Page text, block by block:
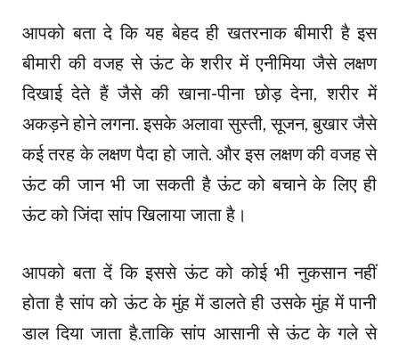
आपको बता दे कि यह बेहद ही खतरनाक बीमारी है इस
बीमारी की वजह से ऊंट के शरीर में एनीमिया जैसे लक्षण
दिखाई देते हैं जैसे की खाना-पीना छोड़ देना, शरीर में
अकड़ने होने लगना. इसके अलावा सुस्ती, सूजन, बुखार जैसे
कई तरह के लक्षण पैदा हो जाते. और इस लक्षण की वजह से
ऊंट की जान भी जा सकती है ऊंट को बचाने के लिए ही
ऊंट को जिंदा सांप खिलाया जाता है।
आपको बता दें कि इससे ऊंट को कोई भी नुकसान नहीं
होता है सांप को ऊंट के मुंह में डालते ही उसके मुंह में पानी
डाल दिया जाता है.ताकि सांप आसानी से ऊंट के गले से